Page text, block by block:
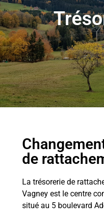
de
La trésorerie de
Vagney est le centre
situé au 5 boulevard